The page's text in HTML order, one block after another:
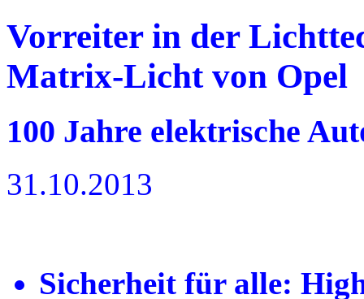
Vorreiter in der
Matrix-Licht von Opel
100 Jahre elektrische
31.10.2013
Sicherheit für alle: